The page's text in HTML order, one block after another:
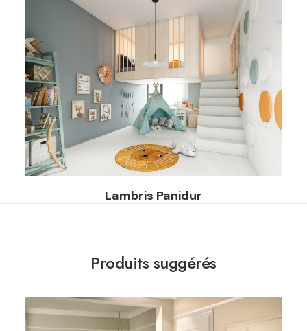
Lambris Panidur
Produits suggérés